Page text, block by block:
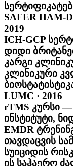
SAFER HAM-
2019
ICH-GCP
დიდი
კარგი
კლინიკური
LUMC · 2016
rTMS კურსი —
ინსტიტუტი,
EMDR
თავდაცვის
სუიციდის
ის საჰაერო